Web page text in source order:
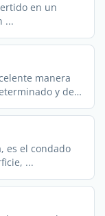
en un
...
manera
y de
es el condado
...